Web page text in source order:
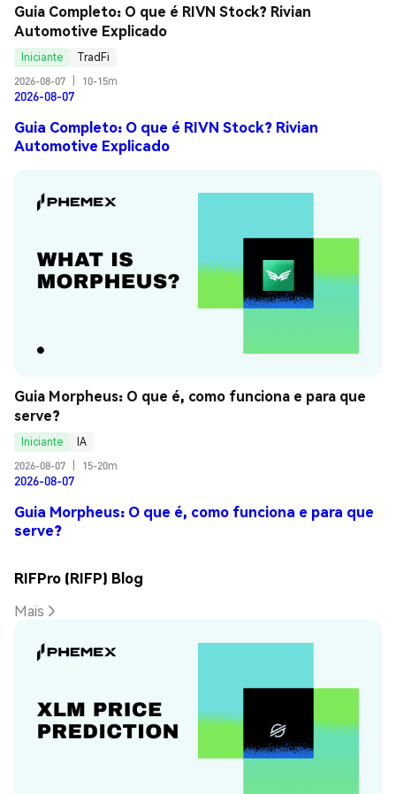
Guia Completo: O que é RIVN Stock? Rivian
Automotive Explicado
Iniciante
TradFi
2026-08-07
10-15m
2026-08-07
Guia Completo: O que é RIVN Stock? Rivian
Automotive Explicado
Guia Morpheus: O que é, como funciona e para que
serve?
Iniciante
IA
2026-08-07
15-20m
2026-08-07
Guia Morpheus: O que é, como funciona e para que
serve?
RIFPro (RIFP) Blog
Mais